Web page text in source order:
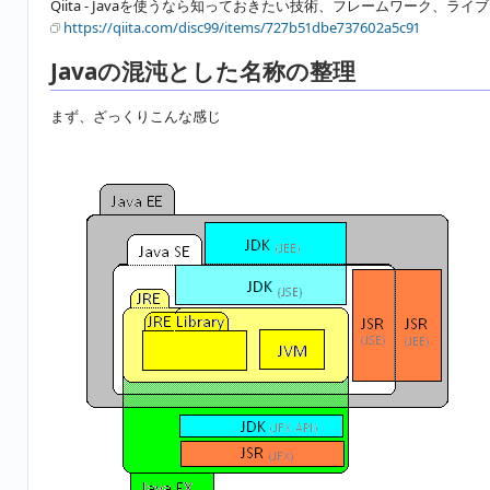
Qiita - Javaを使うなら知っておきたい技術、フレームワーク、ライ
https://qiita.com/disc99/items/727b51dbe737602a5c91
Javaの混沌とした名称の整理
まず、ざっくりこんな感じ